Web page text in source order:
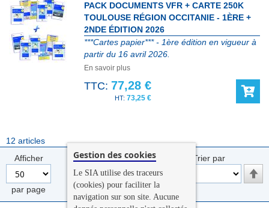
PACK DOCUMENTS VFR + CARTE 250K
TOULOUSE RÉGION OCCITANIE - 1ÈRE +
2NDE ÉDITION 2026
***Cartes papier*** - 1ère édition en vigueur à
partir du 16 avril 2026.
En savoir plus
TTC: 77,28 €
73,25 €
12 articles
Afficher
par page
Trier par
Par
Gestion des cookies
Le SIA utilise des traceurs
(cookies) pour faciliter la
navigation sur son site. Aucune